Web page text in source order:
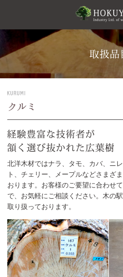
北洋木材ではナラ、タモ、カバ、ニ
ト、チェリー、メープルなどさまざ
おります。お客様のご要望に合わせ
で、お気軽にご相談ください。木の
取り扱っております。